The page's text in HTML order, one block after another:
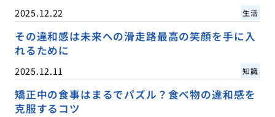
2025.12.22 生活
その違和感は未来への滑走路最高の笑顔を手に入
れるために
2025.12.11 知識
矯正中の食事はまるでパズル？食べ物の違和感を
克服するコツ